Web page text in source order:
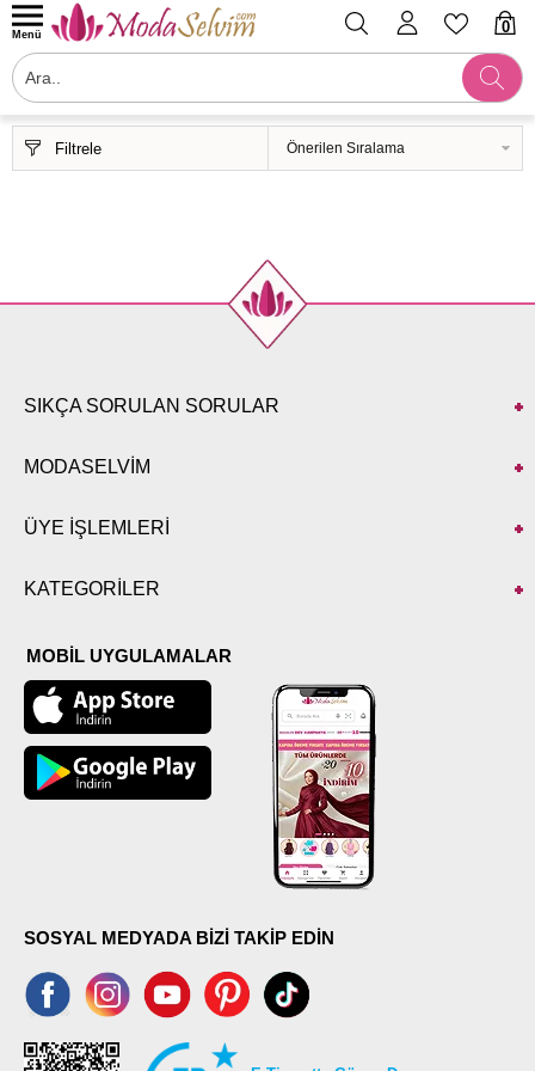
0
Menü
Filtrele
SIKÇA SORULAN SORULAR
MODASELVİM
ÜYE İŞLEMLERİ
KATEGORİLER
MOBİL UYGULAMALAR
SOSYAL MEDYADA BİZİ TAKİP EDİN